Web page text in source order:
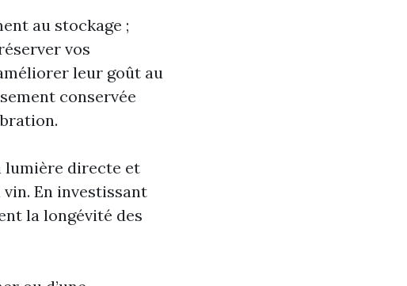
au stockage ;
vos
leur goût au
conservée
lumière directe et
En investissant
la longévité des